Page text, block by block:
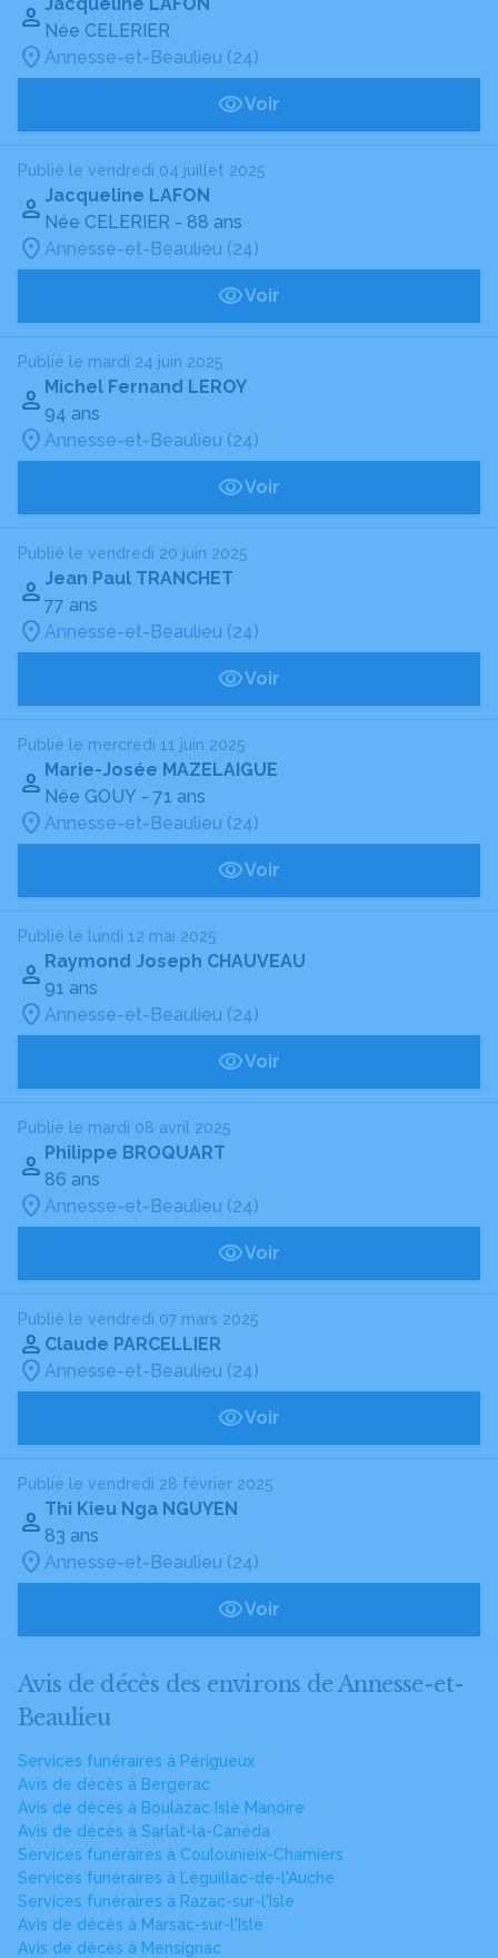
Née CELERIER
Annesse-et-Beaulieu (24)
Voir
Publié le vendredi 04 juillet 2025
Jacqueline LAFON
Née CELERIER - 88 ans
Annesse-et-Beaulieu (24)
Voir
Publié le mardi 24 juin 2025
Michel Fernand LEROY
94 ans
Annesse-et-Beaulieu (24)
Voir
Publié le vendredi 20 juin 2025
Jean Paul TRANCHET
77 ans
Annesse-et-Beaulieu (24)
Voir
Publié le mercredi 11 juin 2025
Marie-Josée MAZELAIGUE
Née GOUY - 71 ans
Annesse-et-Beaulieu (24)
Voir
Publié le lundi 12 mai 2025
Raymond Joseph CHAUVEAU
91 ans
Annesse-et-Beaulieu (24)
Voir
Publié le mardi 08 avril 2025
Philippe BROQUART
86 ans
Annesse-et-Beaulieu (24)
Voir
Publié le vendredi 07 mars 2025
Claude PARCELLIER
Annesse-et-Beaulieu (24)
Voir
Publié le vendredi 28 février 2025
Thi Kieu Nga NGUYEN
83 ans
Annesse-et-Beaulieu (24)
Voir
Avis de décès des environs de Annesse-et-
Beaulieu
Services funéraires à Périgueux
Avis de décès à Bergerac
Avis de décès à Boulazac Isle Manoire
Avis de décès à Sarlat-la-Canéda
Services funéraires à Coulounieix-Chamiers
Services funéraires à Léguillac-de-l'Auche
Services funéraires à Razac-sur-l'Isle
Avis de décès à Marsac-sur-l'Isle
Avis de décès à Mensignac